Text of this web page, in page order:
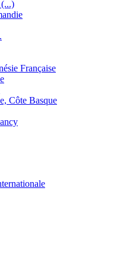
Française
Côte Basque